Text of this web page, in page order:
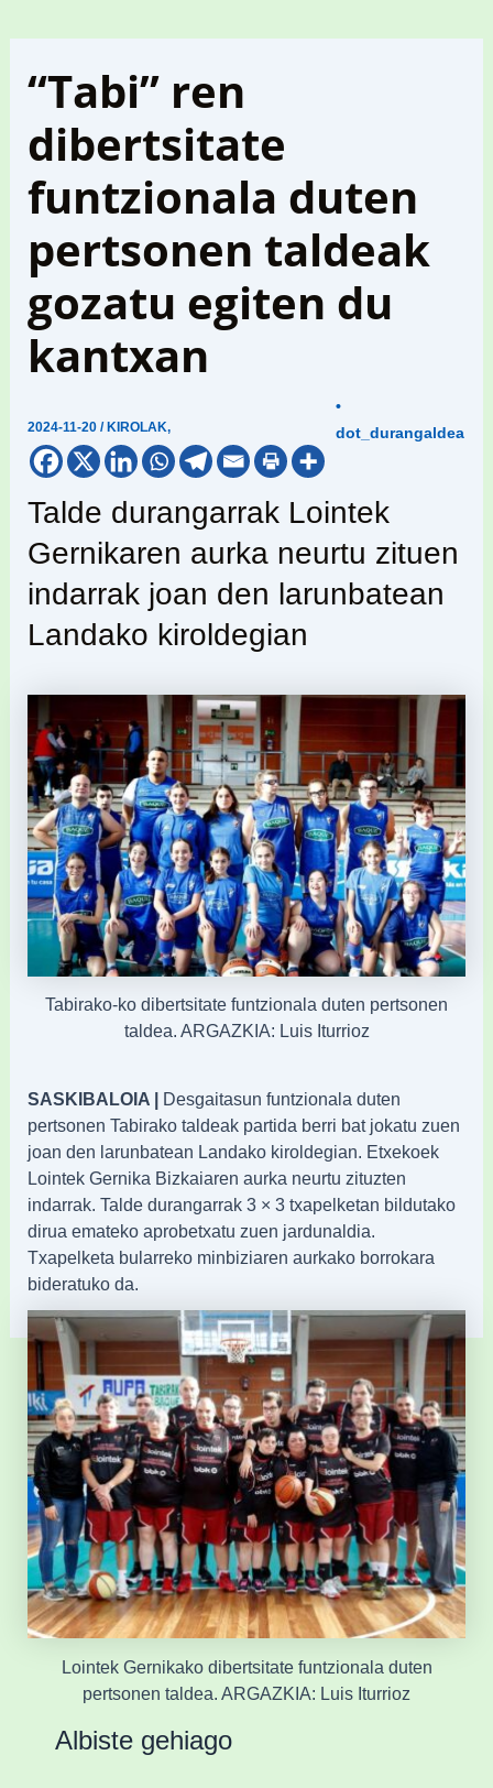
“Tabi” ren
dibertsitate
funtzionala duten
pertsonen taldeak
gozatu egiten du
kantxan
2024-11-20/ KIROLAK,
•
dot_durangaldea
Talde durangarrak Lointek
Gernikaren aurka neurtu zituen
indarrak joan den larunbatean
Landako kiroldegian
Tabirako-ko dibertsitate funtzionala duten pertsonen
taldea. ARGAZKIA: Luis Iturrioz
SASKIBALOIA | Desgaitasun funtzionala duten
pertsonen Tabirako taldeak partida berri bat jokatu zuen
joan den larunbatean Landako kiroldegian. Etxekoek
Lointek Gernika Bizkaiaren aurka neurtu zituzten
indarrak. Talde durangarrak 3 × 3 txapelketan bildutako
dirua emateko aprobetxatu zuen jardunaldia.
Txapelketa bularreko minbiziaren aurkako borrokara
bideratuko da.
Lointek Gernikako dibertsitate funtzionala duten
pertsonen taldea. ARGAZKIA: Luis Iturrioz
Albiste gehiago